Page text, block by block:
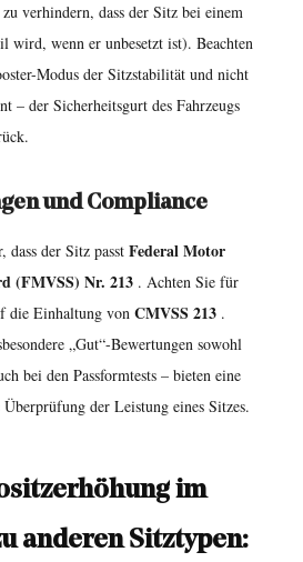
verhindern, dass der Sitz bei einem
wird, wenn er unbesetzt ist). Beachten
Modus der Sitzstabilität und nicht
– ​​der Sicherheitsgurt des Fahrzeugs
und Compliance
dass der Sitz passt Federal Motor
(FMVSS) Nr. 213 . Achten Sie für
die Einhaltung von CMVSS 213 .
„Gut“-Bewertungen sowohl
bei den Passformtests – bieten eine
der Leistung eines Sitzes.
im
anderen Sitztypen: